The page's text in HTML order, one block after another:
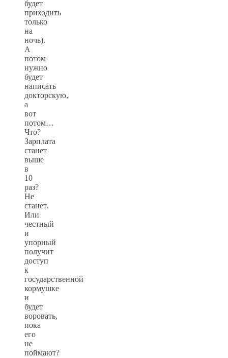
будет
приходить
только
на
ночь).
А
потом
нужно
будет
написать
докторскую,
а
вот
потом…
Что?
Зарплата
станет
выше
в
10
раз?
Не
станет.
Или
честный
и
упорный
получит
доступ
к
государственной
кормушке
и
будет
воровать,
пока
его
не
поймают?